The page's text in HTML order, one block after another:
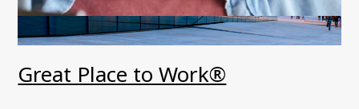
Great Place to Work®